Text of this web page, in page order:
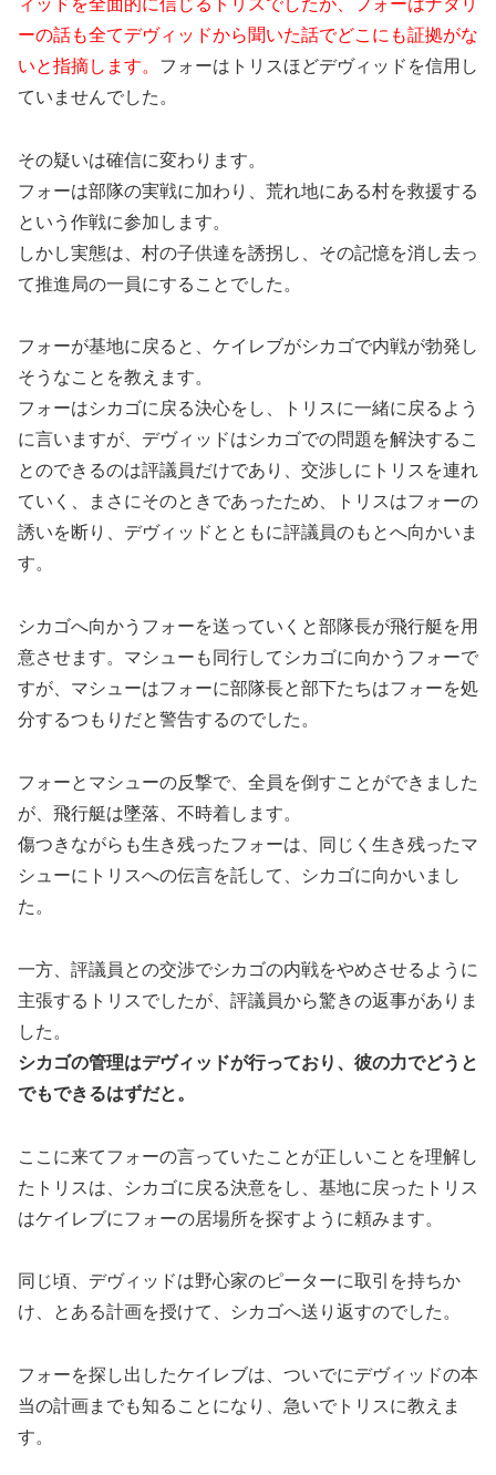
ーの話も全てデヴィッドから聞いた話でどこにも証拠がな
いと指摘します。 フォーはトリスほどデヴィッドを信用し
ていませんでした。
その疑いは確信に変わります。
フォーは部隊の実戦に加わり、荒れ地にある村を救援する
という作戦に参加します。
しかし実態は、村の子供達を誘拐し、その記憶を消し去っ
て推進局の一員にすることでした。
フォーが基地に戻ると、ケイレブがシカゴで内戦が勃発し
そうなことを教えます。
フォーはシカゴに戻る決心をし、トリスに一緒に戻るよう
に言いますが、デヴィッドはシカゴでの問題を解決するこ
とのできるのは評議員だけであり、交渉しにトリスを連れ
ていく、まさにそのときであったため、トリスはフォーの
誘いを断り、デヴィッドとともに評議員のもとへ向かいま
す。
シカゴへ向かうフォーを送っていくと部隊長が飛行艇を用
意させます。マシューも同行してシカゴに向かうフォーで
すが、マシューはフォーに部隊長と部下たちはフォーを処
分するつもりだと警告するのでした。
フォーとマシューの反撃で、全員を倒すことができました
が、飛行艇は墜落、不時着します。
傷つきながらも生き残ったフォーは、同じく生き残ったマ
シューにトリスへの伝言を託して、シカゴに向かいまし
た。
一方、評議員との交渉でシカゴの内戦をやめさせるように
主張するトリスでしたが、評議員から驚きの返事がありま
した。
シカゴの管理はデヴィッドが行っており、彼の力でどうと
でもできるはずだと。
ここに来てフォーの言っていたことが正しいことを理解し
たトリスは、シカゴに戻る決意をし、基地に戻ったトリス
はケイレブにフォーの居場所を探すように頼みます。
同じ頃、デヴィッドは野心家のピーターに取引を持ちか
け、とある計画を授けて、シカゴへ送り返すのでした。
フォーを探し出したケイレブは、ついでにデヴィッドの本
当の計画までも知ることになり、急いでトリスに教えま
す。